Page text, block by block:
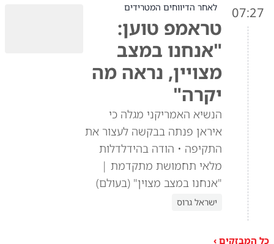
07:27 לאחר הדיווחים המטרידים
טראמפ טוען:
"אנחנו במצב
מצויין, נראה מה
יקרה"
הנשיא האמריקני מגלה כי
איראן פנתה בבקשה לעצור את
התקיפה • הודה בהידלדלות
מלאי תחמושת מתקדמת |
"אנחנו במצב מצוין" (בעולם)
ישראל גרוס
כל המבזקים ›